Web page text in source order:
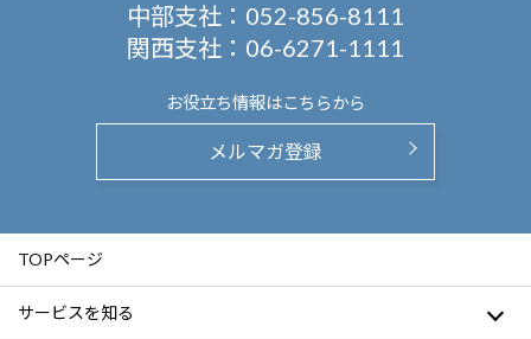
中部支社： 052-856-8111
関西支社： 06-6271-1111
お役立ち情報はこちらから
メルマガ登録
TOPページ
サービスを知る